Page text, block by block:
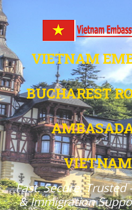
VIETNAM
BUCHAREST
Fast. Secure. Trusted
& Immigration